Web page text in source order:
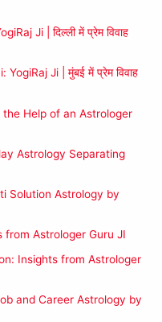
Ji | दिल्ली में प्रेम विवाह
Ji | मुंबई में प्रेम विवाह
Help of an Astrologer
Astrology Separating
Solution Astrology by
from Astrologer Guru JI
Insights from Astrologer
and Career Astrology by